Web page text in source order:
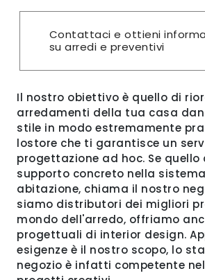
Contattaci e ottieni
su arredi e preventivi
Il nostro obiettivo è quello di
arredamenti della tua casa
stile in modo estremamente
lostore che ti garantisce un
progettazione ad hoc. Se quello
supporto concreto nella
abitazione, chiama il nostro
siamo distributori dei migliori
mondo dell'arredo, offriamo
progettuali di interior design.
esigenze è il nostro scopo, lo
negozio è infatti competente